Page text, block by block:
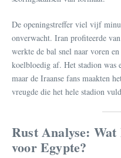
De openingstreffer viel vijf
onverwacht. Iran profiteerde
werkte de bal snel naar voren
koelbloedig af. Het stadion was
maar de Iraanse fans maakten
vreugde die het hele stadion
Rust Analyse:
voor Egypte?